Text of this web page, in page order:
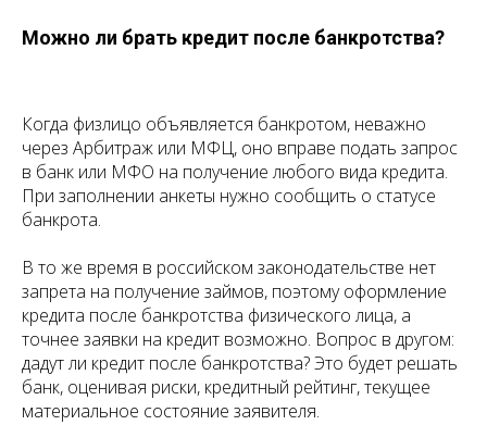
Можно ли брать кредит после банкротства?
Когда физлицо объявляется банкротом, неважно
через Арбитраж или МФЦ, оно вправе подать запрос
в банк или МФО на получение любого вида кредита.
При заполнении анкеты нужно сообщить о статусе
банкрота.
В то же время в российском законодательстве нет
запрета на получение займов, поэтому оформление
кредита после банкротства физического лица, а
точнее заявки на кредит возможно. Вопрос в другом:
дадут ли кредит после банкротства? Это будет решать
банк, оценивая риски, кредитный рейтинг, текущее
материальное состояние заявителя.